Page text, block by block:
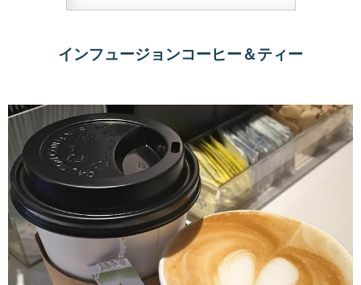
インフュージョンコーヒー＆ティー